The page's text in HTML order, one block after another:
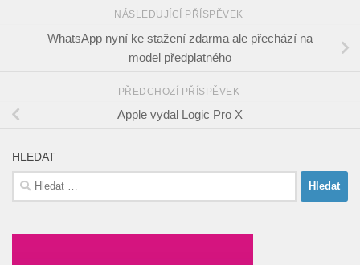
NÁSLEDUJÍCÍ PŘÍSPĚVEK
WhatsApp nyní ke stažení zdarma ale přechází na
model předplatného
PŘEDCHOZÍ PŘÍSPĚVEK
Apple vydal Logic Pro X
HLEDAT
Vyhledávání